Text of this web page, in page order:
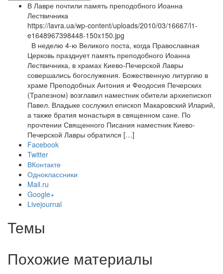
В Лавре почтили память преподобного Иоанна
Лествичника
https://lavra.ua/wp-content/uploads/2010/03/16667/l1-
e1648967398448-150x150.jpg
В неделю 4-ю Великого поста, когда Православная
Церковь празднует память преподобного Иоанна
Лествичника, в храмах Киево-Печерской Лавры
совершались богослужения. Божественную литургию в
храме Преподобных Антония и Феодосия Печерских
(Трапезном) возглавил наместник обители архиепископ
Павел. Владыке сослужил епископ Макаровский Иларий,
а также братия монастыря в священном сане. По
прочтении Священного Писания наместник Киево-
Печерской Лавры обратился […]
Facebook
Twitter
ВКонтакте
Одноклассники
Mail.ru
Google+
Livejournal
Темы
Похожие материалы